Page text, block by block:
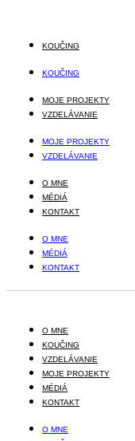
content
KOUČING
KOUČING
MOJE PROJEKTY
VZDELÁVANIE
MOJE PROJEKTY
VZDELÁVANIE
O MNE
MÉDIÁ
KONTAKT
O MNE
MÉDIÁ
KONTAKT
O MNE
KOUČING
VZDELÁVANIE
MOJE PROJEKTY
MÉDIÁ
KONTAKT
O MNE